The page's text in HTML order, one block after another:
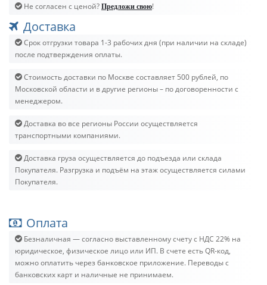
Не согласен с ценой? Предложи свою!
Доставка
Срок отгрузки товара 1-3 рабочих дня (при наличии на складе)
после подтверждения оплаты.
Стоимость доставки по Москве составляет 500 рублей, по
Московской области и в другие регионы – по договоренности с
менеджером.
Доставка во все регионы России осуществляется
транспортными компаниями.
Доставка груза осуществляется до подъезда или склада
Покупателя. Разгрузка и подъём на этаж осуществляется силами
Покупателя.
Оплата
Безналичная — согласно выставленному счету c НДС 22% на
юридическое, физическое лицо или ИП. В счете есть QR-код,
можно оплатить через банковское приложение. Переводы с
банковских карт и наличные не принимаем.